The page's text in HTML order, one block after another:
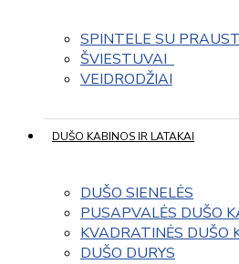
SPINTELE SU
ŠVIESTUVAI
VEIDRODŽIAI
DUŠO KABINOS IR LATAKAI
DUŠO SIENELĖS
PUSAPVALĖS DUŠO
KVADRATINĖS DUŠO
DUŠO DURYS